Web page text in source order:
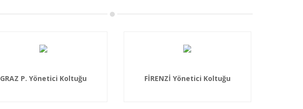
GRAZ P. Yönetici Koltuğu FİRENZİ Yönetici Koltuğu